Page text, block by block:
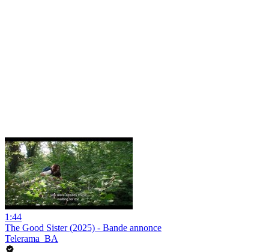
1:44
The Good Sister (2025) - Bande annonce
Telerama_BA